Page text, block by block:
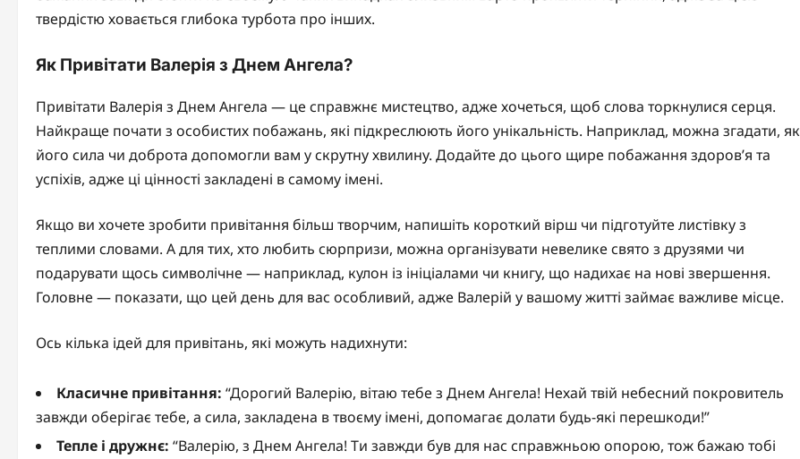
твердістю ховається глибока турбота про інших.
Як Привітати Валерія з Днем Ангела?
Привітати Валерія з Днем Ангела — це справжнє мистецтво, адже хочеться, щоб слова торкнулися серця.
Найкраще почати з особистих побажань, які підкреслюють його унікальність. Наприклад, можна згадати, як
його сила чи доброта допомогли вам у скрутну хвилину. Додайте до цього щире побажання здоров’я та
успіхів, адже ці цінності закладені в самому імені.
Якщо ви хочете зробити привітання більш творчим, напишіть короткий вірш чи підготуйте листівку з
теплими словами. А для тих, хто любить сюрпризи, можна організувати невелике свято з друзями чи
подарувати щось символічне — наприклад, кулон із ініціалами чи книгу, що надихає на нові звершення.
Головне — показати, що цей день для вас особливий, адже Валерій у вашому житті займає важливе місце.
Ось кілька ідей для привітань, які можуть надихнути:
Класичне привітання: “Дорогий Валерію, вітаю тебе з Днем Ангела! Нехай твій небесний покровитель
завжди оберігає тебе, а сила, закладена в твоєму імені, допомагає долати будь-які перешкоди!”
Тепле і дружнє: “Валерію, з Днем Ангела! Ти завжди був для нас справжньою опорою, тож бажаю тобі